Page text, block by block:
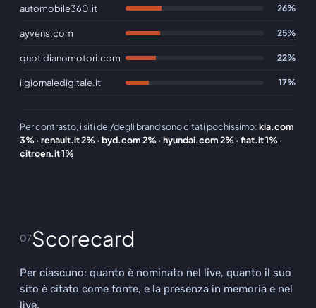
automobile360.it 26%
ayvens.com 25%
quotidianomotori.com 22%
ilgiornaledigitale.it 17%
Per contrasto, i siti dei/degli brand sono citati pochissimo:kia.com
3% · renault.it 2% · byd.com 2% · hyundai.com 2% · fiat.it 1% ·
citroen.it 1%
07Scorecard
Per ciascuno: quanto è nominato nel live, quanto il suo
sito è citato come fonte, e la presenza in memoria e nel
live.